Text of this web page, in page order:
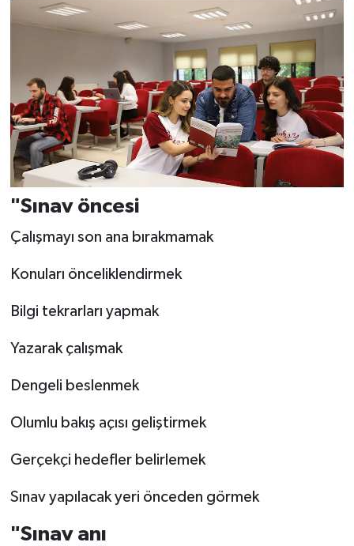
"Sınav öncesi
Çalışmayı son ana bırakmamak
Konuları önceliklendirmek
Bilgi tekrarları yapmak
Yazarak çalışmak
Dengeli beslenmek
Olumlu bakış açısı geliştirmek
Gerçekçi hedefler belirlemek
Sınav yapılacak yeri önceden görmek
"Sınav anı